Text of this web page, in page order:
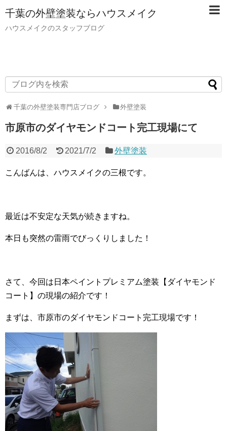
千葉の外壁塗装ならハウスメイク
ハウスメイクのスタッフブログ
千葉の外壁塗装専門店ブログ 外壁塗装
市原市のダイヤモンドコート完工現場にて
2016/8/2 2021/7/2 外壁塗装
こんばんは、ハウスメイクの三根です。
最近は不安定な天気が続きますね。
本日も突然の雷雨でびっくりしました！
さて、今回は日本ペイントプレミアム塗装【ダイヤモンド
コート】の現場の紹介です！
まずは、市原市のダイヤモンドコート完工現場です！